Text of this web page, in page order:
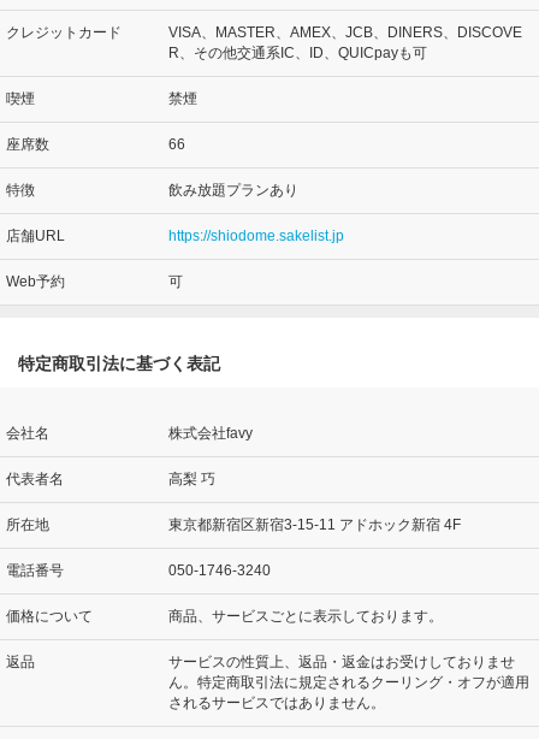
クレジットカード
VISA、MASTER、AMEX、JCB、DINERS、DISCOVE
R、その他交通系IC、ID、QUICpayも可
喫煙 禁煙
座席数 66
特徴 飲み放題プランあり
店舗URL https://shiodome.sakelist.jp
Web予約 可
特定商取引法に基づく表記
会社名 株式会社favy
代表者名 高梨 巧
所在地 東京都新宿区新宿3-15-11 アドホック新宿 4F
電話番号 050-1746-3240
価格について 商品、サービスごとに表示しております。
返品
サービスの性質上、返品・返金はお受けしておりませ
ん。特定商取引法に規定されるクーリング・オフが適用
されるサービスではありません。